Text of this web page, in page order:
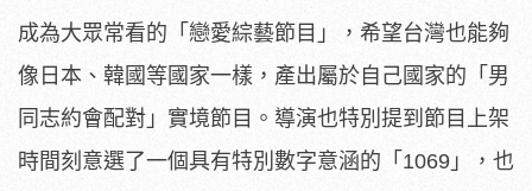
成為大眾常看的「 戀愛綜藝節目」，希望台灣也能夠
像日本、韓國等國家一樣， 產出屬於自己國家的「男
同志約會配對」實境節目。 導演也特別提到節目上架
時間刻意選了一個具有特別數字意涵的「 1069」，也